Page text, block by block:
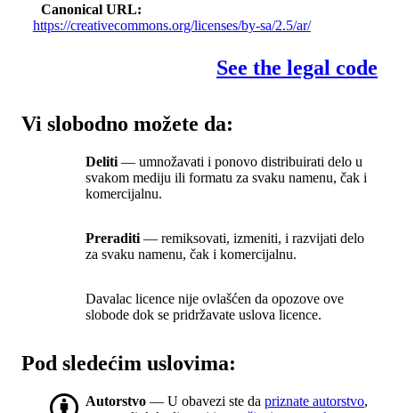
Canonical URL
https://creativecommons.org/licenses/by-sa/2.5/ar/
See the legal code
Vi slobodno možete da:
Deliti — umnožavati i ponovo distribuirati delo u
svakom mediju ili formatu za svaku namenu, čak i
komercijalnu.
Preraditi — remiksovati, izmeniti, i razvijati delo
za svaku namenu, čak i komercijalnu.
Davalac licence nije ovlašćen da opozove ove
slobode dok se pridržavate uslova licence.
Pod sledećim uslovima:
Autorstvo — U obavezi ste da priznate autorstvo,